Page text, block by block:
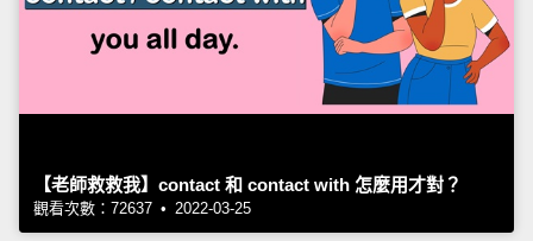
【老師救救我】contact 和 contact with 怎麼用才對？
觀看次數：72637 • 2022-03-25